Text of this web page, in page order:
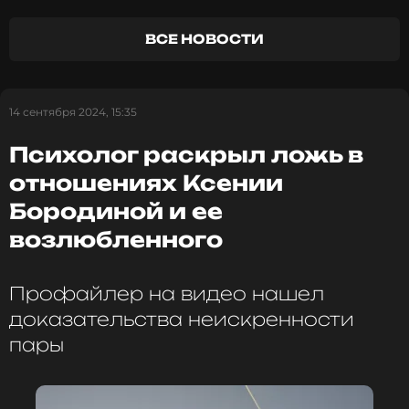
ВСЕ НОВОСТИ
14 сентября 2024, 15:35
Психолог раскрыл ложь в
отношениях Ксении
Бородиной и ее
возлюбленного
Профайлер на видео нашел
доказательства неискренности
пары